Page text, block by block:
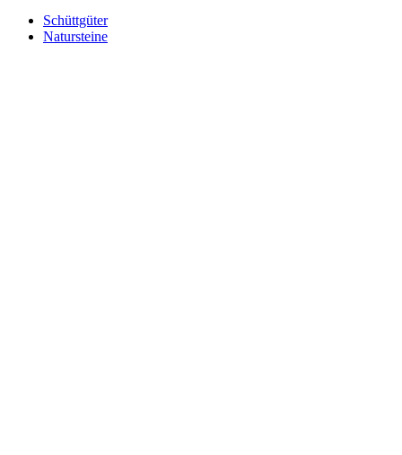
Schüttgüter
Natursteine